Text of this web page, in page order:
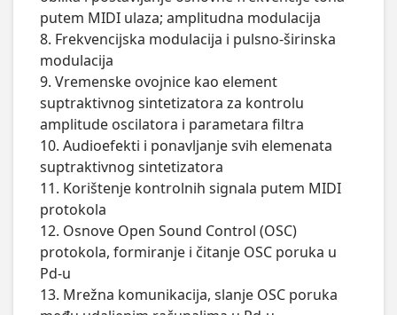
putem MIDI ulaza; amplitudna modulacija
8. Frekvencijska modulacija i pulsno-širinska
modulacija
9. Vremenske ovojnice kao element
suptraktivnog sintetizatora za kontrolu
amplitude oscilatora i parametara filtra
10. Audioefekti i ponavljanje svih elemenata
suptraktivnog sintetizatora
11. Korištenje kontrolnih signala putem MIDI
protokola
12. Osnove Open Sound Control (OSC)
protokola, formiranje i čitanje OSC poruka u
Pd-u
13. Mrežna komunikacija, slanje OSC poruka